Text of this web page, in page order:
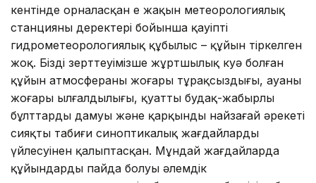
кентінде орналасқан ең жақын метеорологиялық
станцияның деректері бойынша қауіпті
гидрометеорологиялық құбылыс – құйын тіркелген
жоқ. Біздің зерттеуімізше жұртшылық куә болған
құйын атмосфераның жоғары тұрақсыздығы, ауаның
жоғары ылғалдылығы, қуатты будақ-жаңбырлы
бұлттардың дамуы және қарқынды найзағай әрекеті
сияқты табиғи синоптикалық жағдайлардың
үйлесуінен қалыптасқан. Мұндай жағдайларда
құйындардың пайда болуы әлемдік